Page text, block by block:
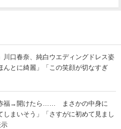
川口春奈、純白ウエディングドレス姿
んとに綺麗」「この笑顔が切なすぎ
福→開けたら…… まさかの中身に
しまいそう」「さすがに初めて見まし